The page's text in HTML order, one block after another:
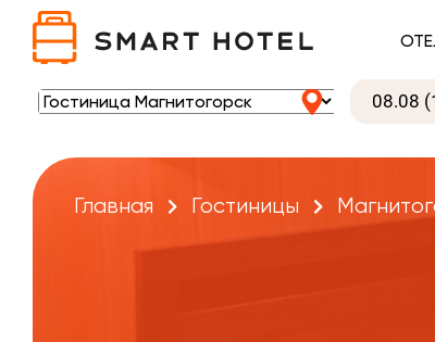
Главная Гостиницы